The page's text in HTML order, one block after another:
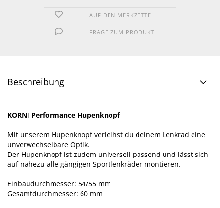
AUF DEN MERKZETTEL
FRAGE ZUM PRODUKT
Beschreibung
KORNI Performance Hupenknopf
Mit unserem Hupenknopf verleihst du deinem Lenkrad eine
unverwechselbare Optik.
Der Hupenknopf ist zudem universell passend und lässt sich
auf nahezu alle gängigen Sportlenkräder montieren.
Einbaudurchmesser: 54/55 mm
Gesamtdurchmesser: 60 mm